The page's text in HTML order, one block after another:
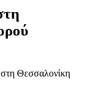
Θεσσαλονίκη